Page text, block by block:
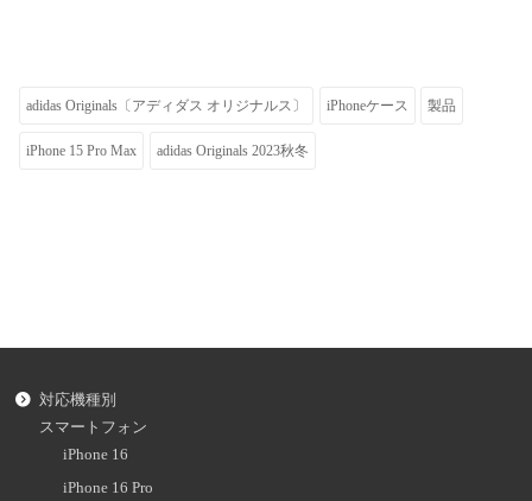
adidas Originals〔アディダス オリジナルス〕 iPhoneケース 製品
iPhone 15 Pro Max adidas Originals 2023秋冬
対応機種別
スマートフォン
iPhone 16
iPhone 16 Pro